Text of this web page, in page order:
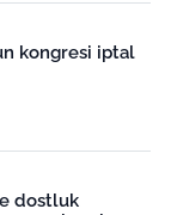
kongresi iptal
dostluk